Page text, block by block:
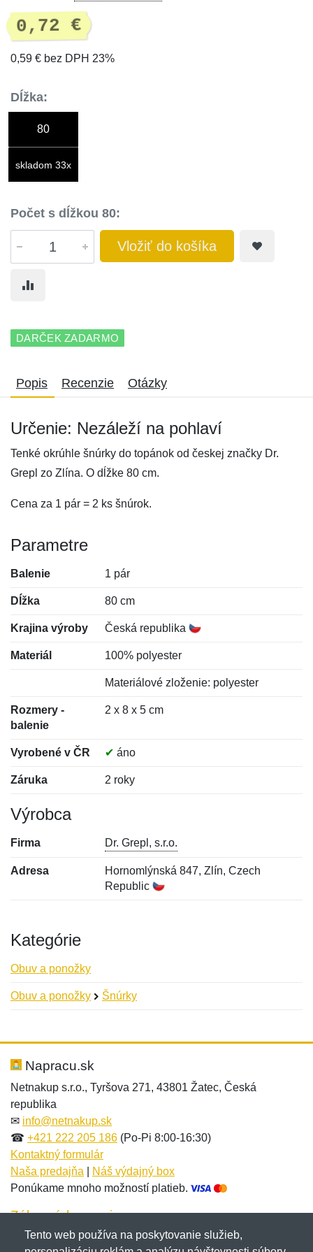
0,72 €
0,59 € bez DPH 23%
Dĺžka:
80
skladom 33x
Počet s dĺžkou 80:
Vložiť do košíka
DARČEK ZADARMO
Popis Recenzie Otázky
Určenie: Nezáleží na pohlaví
Tenké okrúhle šnúrky do topánok od českej značky Dr.
Grepl zo Zlína. O dĺžke 80 cm.
Cena za 1 pár = 2 ks šnúrok.
Parametre
Balenie 1 pár
Dĺžka 80 cm
Krajina výroby Česká republika
Materiál 100% polyester
Materiálové zloženie: polyester
Rozmery -
balenie
2 x 8 x 5 cm
Vyrobené v ČR ✔ áno
Záruka 2 roky
Výrobca
Firma Dr. Grepl, s.r.o.
Adresa
Hornomlýnská 847, Zlín, Czech
Republic
Kategórie
Obuv a ponožky
Obuv a ponožky Šnúrky
Hodnotenie:
Meno:*
E-mail:
Meno:
E-mail:*
Správa*
Napracu.sk
Netnakup s.r.o., Tyršova 271, 43801 Žatec, Česká
republika
✉ info@netnakup.sk
☎ +421 222 205 186 (Po-Pi 8:00-16:30)
Kontaktný formulár
Naša predajňa
Náš výdajný box
Ponúkame mnoho možností platieb.
Zákaznícky servis
Novinky emailom
Tento web používa na poskytovanie služieb,